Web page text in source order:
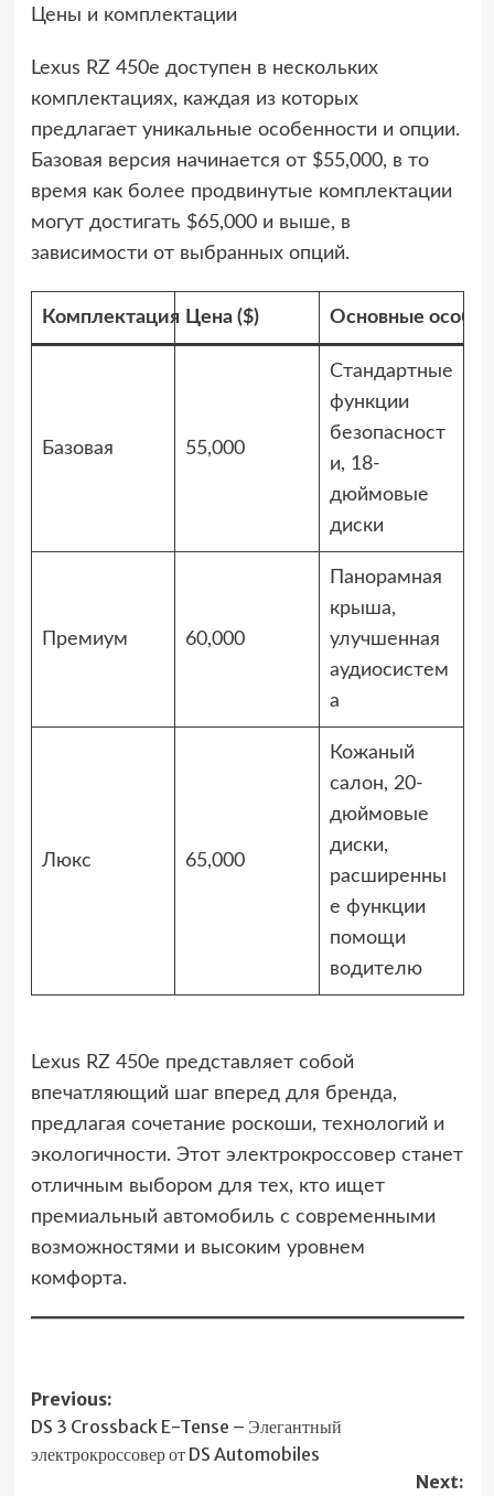
Цены и комплектации
Lexus RZ 450e доступен в нескольких
комплектациях, каждая из которых
предлагает уникальные особенности и опции.
Базовая версия начинается от $55,000, в то
время как более продвинутые комплектации
могут достигать $65,000 и выше, в
зависимости от выбранных опций.
Комплектация Цена ($) Основные
Базовая 55,000
Стандартные
функции
безопасност
и, 18-
дюймовые
диски
Премиум 60,000
Панорамная
крыша,
улучшенная
аудиосистем
а
Люкс 65,000
Кожаный
салон, 20-
дюймовые
диски,
расширенны
е функции
помощи
водителю
Lexus RZ 450e представляет собой
впечатляющий шаг вперед для бренда,
предлагая сочетание роскоши, технологий и
экологичности. Этот электрокроссовер станет
отличным выбором для тех, кто ищет
премиальный автомобиль с современными
возможностями и высоким уровнем
комфорта.
Post
navigation
Previous:
DS 3 Crossback E-Tense – Элегантный
электрокроссовер от DS Automobiles
Next: